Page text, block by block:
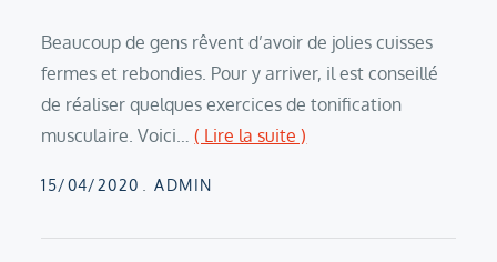
Beaucoup de gens rêvent d’avoir de jolies cuisses
fermes et rebondies. Pour y arriver, il est conseillé
de réaliser quelques exercices de tonification
musculaire. Voici…( Lire la suite )
Posted
15/04/2020 ADMIN